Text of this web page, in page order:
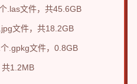
.las文件，共45.6GB
文件，共18.2GB
.gpkg文件，0.8GB
1.2MB